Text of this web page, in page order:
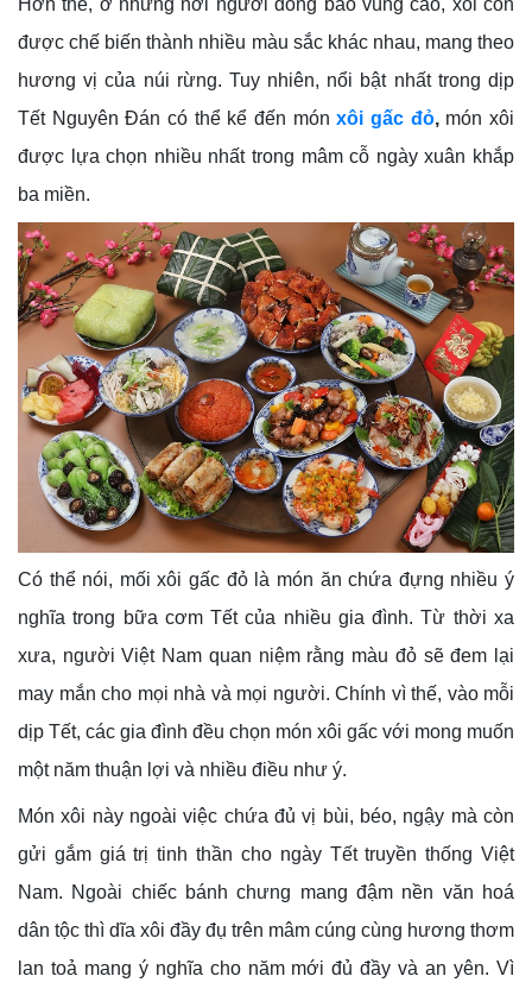
Hơn thế, ở những nơi người đồng bào vùng cao, xôi còn
được chế biến thành nhiều màu sắc khác nhau, mang theo
hương vị của núi rừng. Tuy nhiên, nổi bật nhất trong dịp
Tết Nguyên Đán có thể kể đến mónxôi gấc đỏ,món xôi
được lựa chọn nhiều nhất trong mâm cỗ ngày xuân khắp
ba miền.
Có thể nói, mối xôi gấc đỏ là món ăn chứa đựng nhiều ý
nghĩa trong bữa cơm Tết của nhiều gia đình. Từ thời xa
xưa, người Việt Nam quan niệm rằng màu đỏ sẽ đem lại
may mắn cho mọi nhà và mọi người. Chính vì thế, vào mỗi
dịp Tết, các gia đình đều chọn món xôi gấc với mong muốn
một năm thuận lợi và nhiều điều như ý.
Món xôi này ngoài việc chứa đủ vị bùi, béo, ngậy mà còn
gửi gắm giá trị tinh thần cho ngày Tết truyền thống Việt
Nam. Ngoài chiếc bánh chưng mang đậm nền văn hoá
dân tộc thì dĩa xôi đầy đụ trên mâm cúng cùng hương thơm
lan toả mang ý nghĩa cho năm mới đủ đầy và an yên. Vì